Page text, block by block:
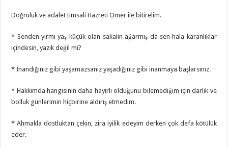
Doğruluk ve adalet timsali Hazreti Ömer ile bitirelim.
* Senden yirmi yaş küçük olan sakalın ağarmış da sen hala karanlıklar
içindesin, yazık değil mi?
* İnandığınız gibi yaşamazsanız yaşadığınız gibi inanmaya başlarsınız.
* Hakkımda hangisinin daha hayırlı olduğunu bilemediğim için darlık ve
bolluk günlerimin hiçbirine aldırış etmedim.
* Ahmakla dostluktan çekin, zira iyilik edeyim derken çok defa kötülük
eder.